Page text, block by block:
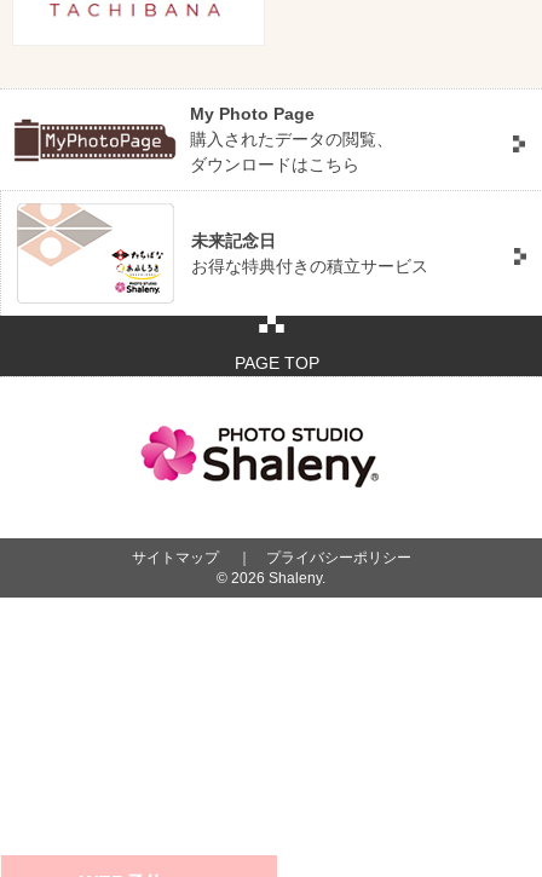
My Photo Page
購入されたデータの閲覧、
ダウンロードはこちら
未来記念日
お得な特典付きの積立サービス
サイトマップ
プライバシーポリシー
© 2026 Shaleny.